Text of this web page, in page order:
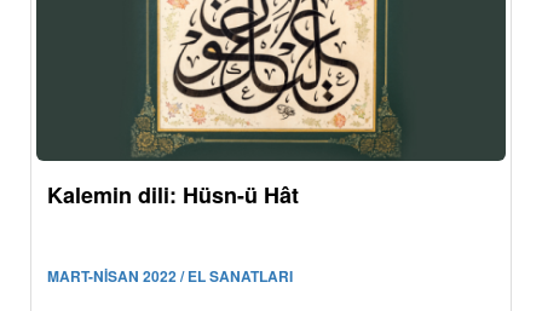
Kalemin dili: Hüsn-ü Hât
MART-NİSAN 2022 / EL SANATLARI